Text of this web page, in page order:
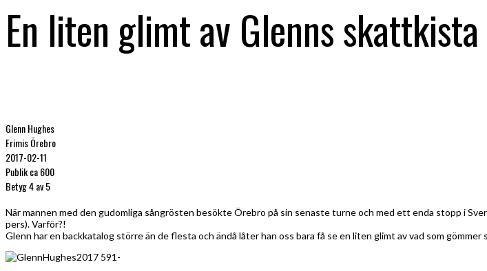
En liten glimt av Glenns skattkista
Glenn Hughes
Frimis Örebro
2017-02-11
Publik ca 600
Betyg 4 av 5
När mannen med den gudomliga sångrösten besökte Örebro på sin senaste turne och med ett enda stopp i
pers). Varför?!
Glenn har en backkatalog större än de flesta och ändå låter han oss bara få se en liten glimt av vad som